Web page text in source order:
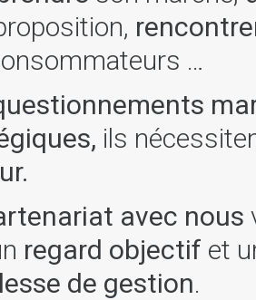
…
ils
avec nous
regard objectif et
de gestion.